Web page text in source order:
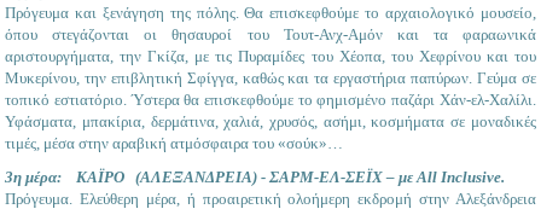
Πρόγευμα και ξενάγηση της πόλης. Θα επισκεφθούμε το αρχαιολογικό μουσείο,
όπου στεγάζονται οι θησαυροί του Τουτ-Ανχ-Αμόν και τα φαραωνικά
αριστουργήματα, την Γκίζα, με τις Πυραμίδες του Χέοπα, του Χεφρίνου και του
Μυκερίνου, την επιβλητική Σφίγγα, καθώς και τα εργαστήρια παπύρων. Γεύμα σε
τοπικό εστιατόριο. Ύστερα θα επισκεφθούμε το φημισμένο παζάρι Χάν-ελ-Χαλίλι.
Υφάσματα, μπακίρια, δερμάτινα, χαλιά, χρυσός, ασήμι, κοσμήματα σε μοναδικές
τιμές, μέσα στην αραβική ατμόσφαιρα του «σούκ»…
3η μέρα: ΚΑΪΡΟ (ΑΛΕΞΑΝΔΡΕΙΑ) - ΣΑΡΜ-ΕΛ-ΣΕΪΧ – με All Inclusive.
Πρόγευμα. Ελεύθερη μέρα, ή προαιρετική ολοήμερη εκδρομή στην Αλεξάνδρεια